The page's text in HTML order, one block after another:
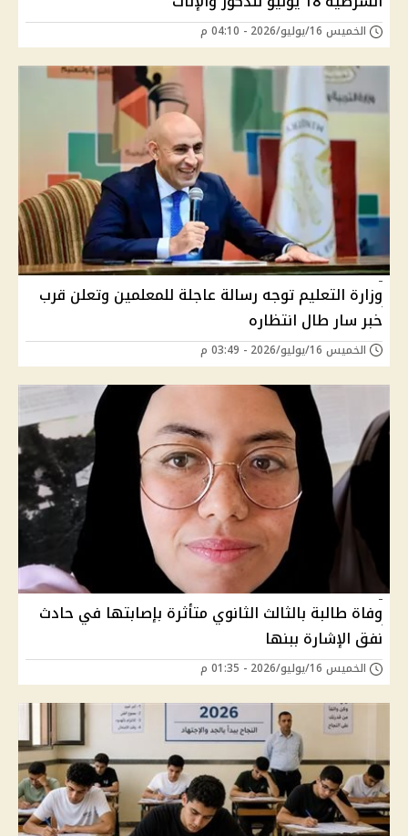
الخميس 16/يوليو/2026 - 04:10 م
وزارة التعليم توجه رسالة عاجلة للمعلمين وتعلن قرب
خبر سار طال انتظاره
الخميس 16/يوليو/2026 - 03:49 م
وفاة طالبة بالثالث الثانوي متأثرة بإصابتها في حادث
نفق الإشارة ببنها
الخميس 16/يوليو/2026 - 01:35 م